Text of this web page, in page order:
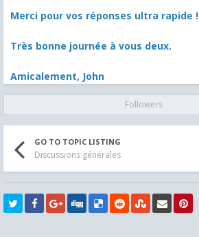
Merci pour vos réponses ultra rapide !
Très bonne journée à vous deux.
Amicalement, John
Followers
GO TO TOPIC LISTING
Discussions générales